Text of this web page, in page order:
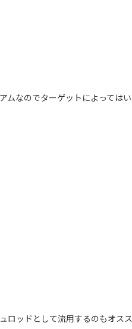
なのでターゲットによっては
ロッドとして流用するのもオス